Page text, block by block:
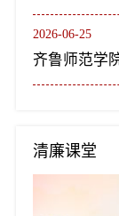
2026-06-25
清廉课堂